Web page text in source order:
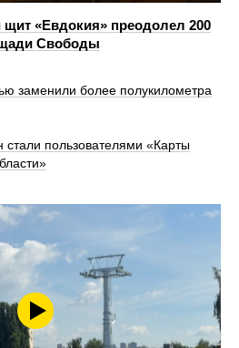
щит «Евдокия» преодолел 200
Свободы
заменили более полукилометра
стали пользователями «Карты